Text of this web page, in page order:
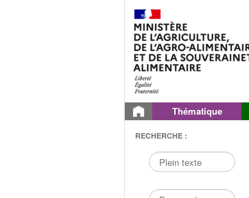
Thématique
RECHERCHE :